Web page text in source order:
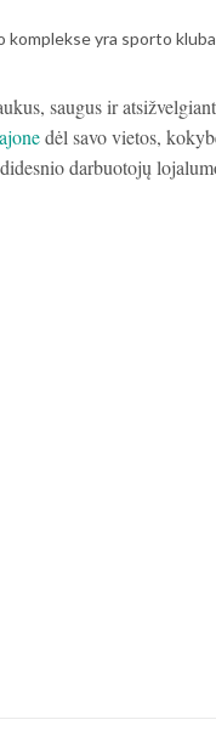
yra sporto
saugus ir
dėl savo vietos,
darbuotojų